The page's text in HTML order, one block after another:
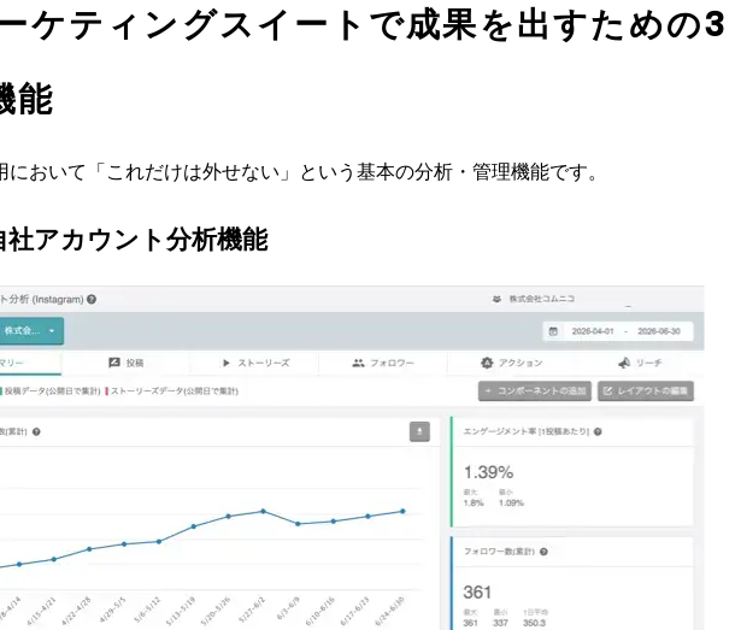
ケティングスイートで成果を出すための3
能
おいて「これだけは外せない」という基本の分析・管理機能です。
アカウント分析機能